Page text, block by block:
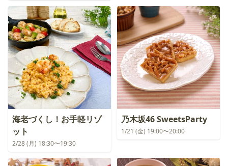
海老づくし！お手軽リゾ
ット
2/28 (月) 18:30〜19:30
乃木坂46 SweetsParty
1/21 (金) 19:00〜20:00